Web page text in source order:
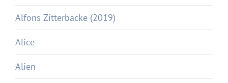
Alfons Zitterbacke (2019)
Alice
Alien